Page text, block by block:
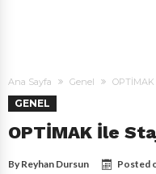
Ana Sayfa Genel
GENEL
OPTİMAK İle
By Reyhan Dursun Posted